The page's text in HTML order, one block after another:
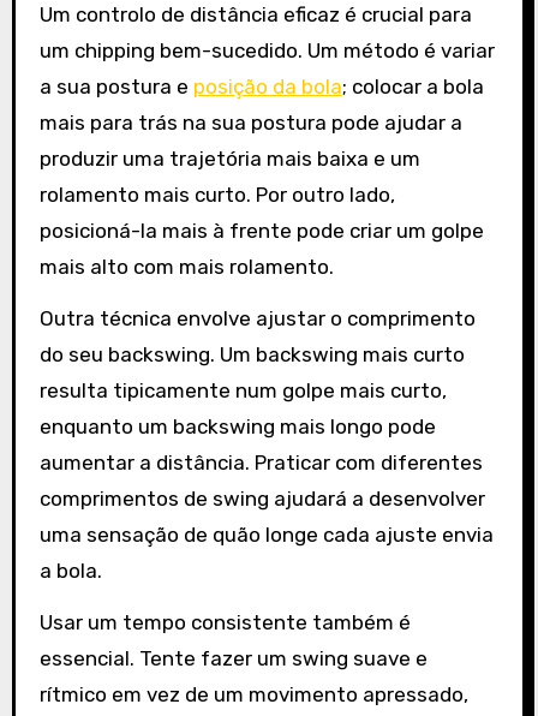
Um controlo de distância eficaz é crucial para
um chipping bem-sucedido. Um método é variar
a sua postura e posição da bola; colocar a bola
mais para trás na sua postura pode ajudar a
produzir uma trajetória mais baixa e um
rolamento mais curto. Por outro lado,
posicioná-la mais à frente pode criar um golpe
mais alto com mais rolamento.
Outra técnica envolve ajustar o comprimento
do seu backswing. Um backswing mais curto
resulta tipicamente num golpe mais curto,
enquanto um backswing mais longo pode
aumentar a distância. Praticar com diferentes
comprimentos de swing ajudará a desenvolver
uma sensação de quão longe cada ajuste envia
a bola.
Usar um tempo consistente também é
essencial. Tente fazer um swing suave e
rítmico em vez de um movimento apressado,